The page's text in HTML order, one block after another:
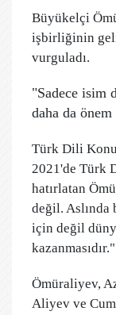
Büyükelçi
işbirliğinin
vurguladı.
"Sadece isim
daha da önem
Türk Dili
2021'de Türk
hatırlatan
değil. Aslında
için değil
Ömüraliyev,
Aliyev ve